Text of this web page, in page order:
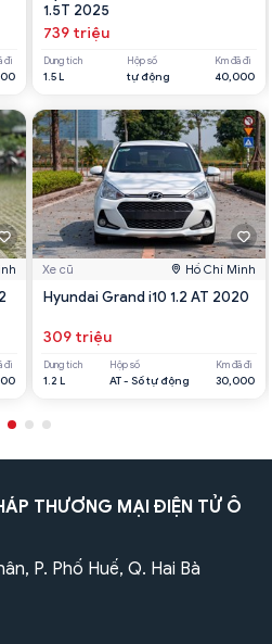
đi
đi
1.5T 2025
739 triệu
Dung tích
1.5 L
Hộp số
tự động
Km đã đi
40,000
Xe cũ Hồ Chí Minh
Hyundai Grand i10 1.2 AT 2020
309 triệu
Dung tích
1.2 L
Hộp số
AT - Số tự động
Km đã đi
30,000
THƯƠNG MẠI ĐIỆN TỬ Ô
P. Phố Huế, Q. Hai Bà